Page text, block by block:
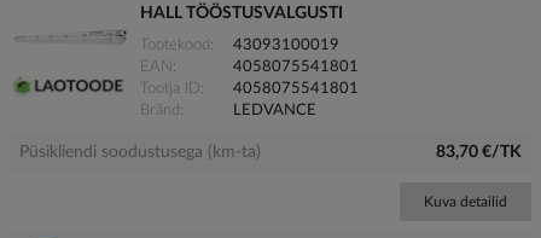
HALL TÖÖSTUSVALGUSTI
Tootekood
43093100019
EAN
4058075541801
Tootja ID
4058075541801
Bränd
LEDVANCE
Püsikliendi soodustusega (km-ta) 83,70 €/TK
Kuva detailid